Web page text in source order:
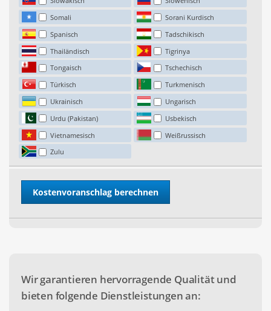
Somali
Sorani Kurdisch
Spanisch
Tadschikisch
Thailändisch
Tigrinya
Tongaisch
Tschechisch
Türkisch
Turkmenisch
Ukrainisch
Ungarisch
Urdu (Pakistan)
Usbekisch
Vietnamesisch
Weißrussisch
Zulu
Wir garantieren hervorragende Qualität und
bieten folgende Dienstleistungen an: